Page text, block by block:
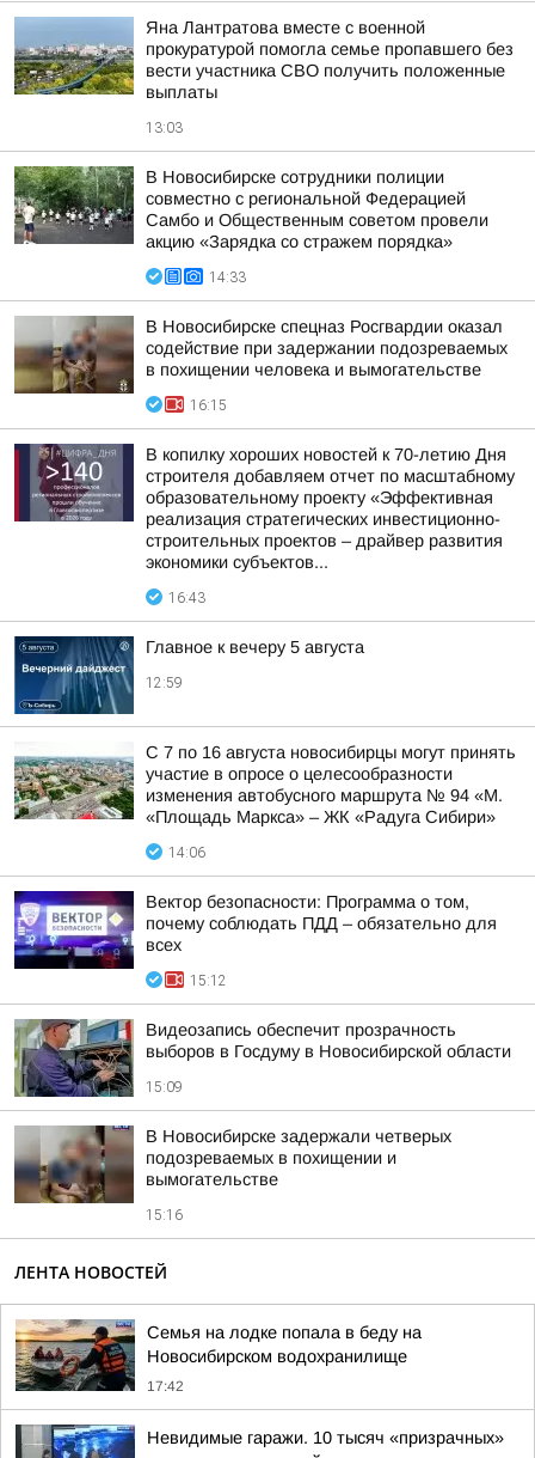
Яна Лантратова вместе с военной
прокуратурой помогла семье пропавшего без
вести участника СВО получить положенные
выплаты
13:03
В Новосибирске сотрудники полиции
совместно с региональной Федерацией
Самбо и Общественным советом провели
акцию «Зарядка со стражем порядка»
14:33
В Новосибирске спецназ Росгвардии оказал
содействие при задержании подозреваемых
в похищении человека и вымогательстве
16:15
В копилку хороших новостей к 70-летию Дня
строителя добавляем отчет по масштабному
образовательному проекту «Эффективная
реализация стратегических инвестиционно-
строительных проектов – драйвер развития
экономики субъектов...
16:43
Главное к вечеру 5 августа
12:59
С 7 по 16 августа новосибирцы могут принять
участие в опросе о целесообразности
изменения автобусного маршрута № 94 «М.
«Площадь Маркса» – ЖК «Радуга Сибири»
14:06
Вектор безопасности: Программа о том,
почему соблюдать ПДД – обязательно для
всех
15:12
Видеозапись обеспечит прозрачность
выборов в Госдуму в Новосибирской области
15:09
В Новосибирске задержали четверых
подозреваемых в похищении и
вымогательстве
15:16
ЛЕНТА НОВОСТЕЙ
Семья на лодке попала в беду на
Новосибирском водохранилище
17:42
Невидимые гаражи. 10 тысяч «призрачных»